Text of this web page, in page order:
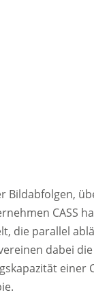
CASS
die parallel
dabei
einer